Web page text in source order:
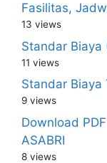
Fasilitas,
13 views
Standar Biaya
11 views
Standar
9 views
Download
ASABRI
8 views